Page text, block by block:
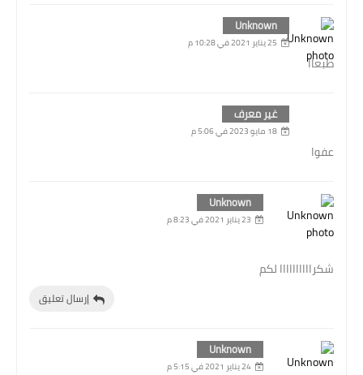
Unknown
25 يناير 2021 في 10:28 م
طبعاا
غير معرف
18 مايو 2023 في 5:06 م
عفوا
Unknown
23 يناير 2021 في 8:23 م
شكراااااااااا لكم
إرسال تعليق
Unknown
24 يناير 2021 في 5:15 م